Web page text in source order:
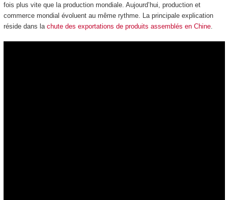
fois plus vite que la production mondiale. Aujourd’hui, production et
commerce mondial évoluent au même rythme. La principale explication
réside dans la chute des exportations de produits assemblés en Chine.